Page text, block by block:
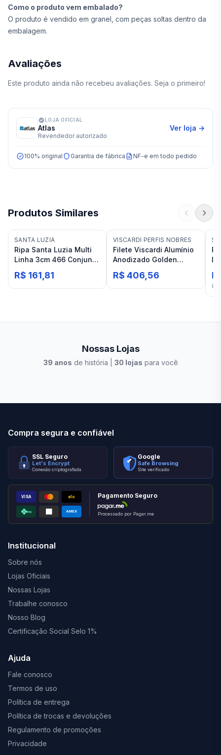
Como o produto vem embalado?
O produto é vendido em granel, com peças soltas dentro da
embalagem.
Avaliações
Este produto ainda não recebeu avaliações. Seja o primeiro!
LOJA OFICIAL
Atlas
Revendedor autorizado
Ver loja →
100% original Garantia de fábrica NF-e em todo pedido
Produtos Similares
SANTA LUZIA
Ripa Santa Luzia Multi
Linha 3cm 466 Conjunto
C/2pç 2,8ml
R$ 161,81
VISCARDI PERFIS NOBRES
Filete Viscardi Alumínio
Anodizado Golden
Matte 3m 10x20 Luxor
R$ 406,56
Nossas Lojas
39 anos de história | 30 lojas para você
Compra segura e confiável
SSL Seguro
Let's Encrypt
Conexão criptografada
Google
Safe Browsing
Site verificado
VISA elo
PIX AMEX
Pagamento Seguro
Processado por Pagar.me
Institucional
Sobre nós
Lojas Oficiais
Nossas Lojas
Trabalhe conosco
Nosso Blog
Certificação Social Selo 1%
Ajuda
Fale conosco
Termos de uso
Política de entrega
Política de trocas e devoluções
Regulamento de promoções
Privacidade